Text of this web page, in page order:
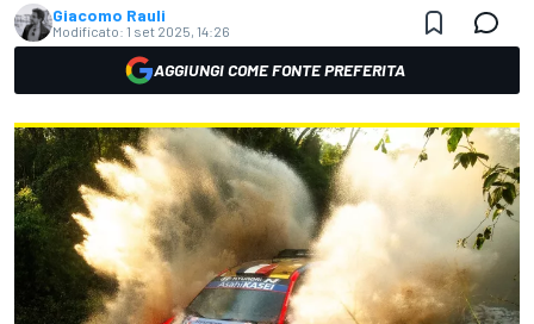
Giacomo Rauli
Modificato: 1 set 2025, 14:26
AGGIUNGI COME FONTE PREFERITA